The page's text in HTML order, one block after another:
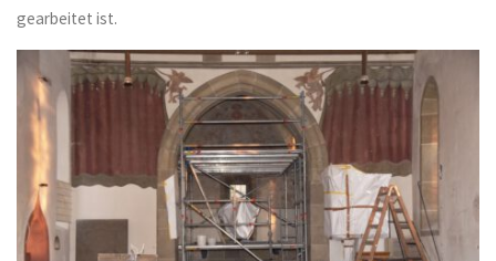
gearbeitet ist.